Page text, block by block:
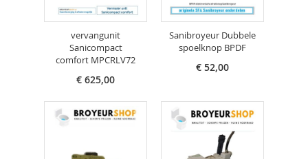
vervangunit
Sanicompact
comfort MPCRLV72
€ 625,00
Sanibroyeur Dubbele
spoelknop BPDF
€ 52,00